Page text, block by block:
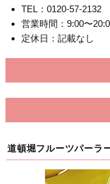
TEL：0120-57-2132
営業時間：9:00〜
定休日：記載なし
道頓堀フルーツパーラ